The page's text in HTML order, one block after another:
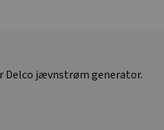
Delco jævnstrøm generator.